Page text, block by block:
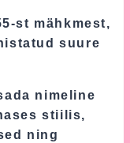
st mähkmest,
suure
nimeline
stiilis,
ning